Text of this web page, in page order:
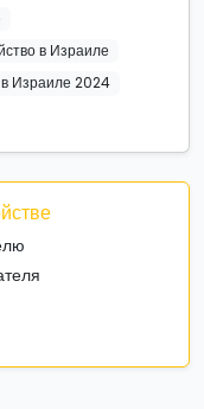
в Израиле
Израиле 2024